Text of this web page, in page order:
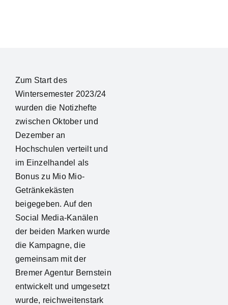
Zum Start des
Wintersemester 2023/24
wurden die Notizhefte
zwischen Oktober und
Dezember an
Hochschulen verteilt und
im Einzelhandel als
Bonus zu Mio Mio-
Getränkekästen
beigegeben. Auf den
Social Media-Kanälen
der beiden Marken wurde
die Kampagne, die
gemeinsam mit der
Bremer Agentur Bernstein
entwickelt und umgesetzt
wurde, reichweitenstark